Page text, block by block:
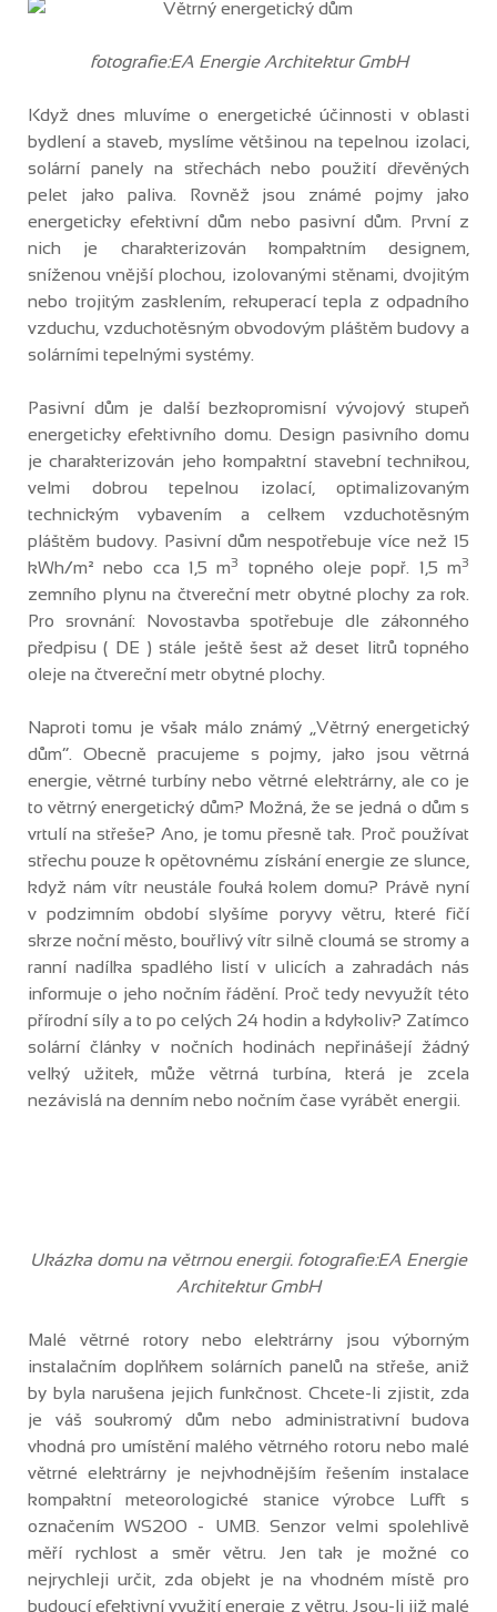
fotografie:EA Energie Architektur GmbH
Když dnes mluvíme o energetické účinnosti v oblasti
bydlení a staveb, myslíme většinou na tepelnou izolaci,
solární panely na střechách nebo použití dřevěných
pelet jako paliva. Rovněž jsou známé pojmy jako
energeticky efektivní dům nebo pasivní dům. První z
nich je charakterizován kompaktním designem,
sníženou vnější plochou, izolovanými stěnami, dvojitým
nebo trojitým zasklením, rekuperací tepla z odpadního
vzduchu, vzduchotěsným obvodovým pláštěm budovy a
solárními tepelnými systémy.
Pasivní dům je další bezkopromisní vývojový stupeň
energeticky efektivního domu. Design pasivního domu
je charakterizován jeho kompaktní stavební technikou,
velmi dobrou tepelnou izolací, optimalizovaným
technickým vybavením a celkem vzduchotěsným
pláštěm budovy. Pasivní dům nespotřebuje více než 15
kWh/m² nebo cca 1,5 m3 topného oleje popř. 1,5 m3
zemního plynu na čtvereční metr obytné plochy za rok.
Pro srovnání: Novostavba spotřebuje dle zákonného
předpisu ( DE ) stále ještě šest až deset litrů topného
oleje na čtvereční metr obytné plochy.
Naproti tomu je však málo známý „Větrný energetický
dům“. Obecně pracujeme s pojmy, jako jsou větrná
energie, větrné turbíny nebo větrné elektrárny, ale co je
to větrný energetický dům? Možná, že se jedná o dům s
vrtulí na střeše? Ano, je tomu přesně tak. Proč používat
střechu pouze k opětovnému získání energie ze slunce,
když nám vítr neustále fouká kolem domu? Právě nyní
v podzimním období slyšíme poryvy větru, které fičí
skrze noční město, bouřlivý vítr silně cloumá se stromy a
ranní nadílka spadlého listí v ulicích a zahradách nás
informuje o jeho nočním řádění. Proč tedy nevyužít této
přírodní síly a to po celých 24 hodin a kdykoliv? Zatímco
solární články v nočních hodinách nepřinášejí žádný
velký užitek, může větrná turbína, která je zcela
nezávislá na denním nebo nočním čase vyrábět energii.
Ukázka domu na větrnou energii. fotografie:EA Energie
Architektur GmbH
Malé větrné rotory nebo elektrárny jsou výborným
instalačním doplňkem solárních panelů na střeše, aniž
by byla narušena jejich funkčnost. Chcete-li zjistit, zda
je váš soukromý dům nebo administrativní budova
vhodná pro umístění malého větrného rotoru nebo malé
větrné elektrárny je nejvhodnějším řešením instalace
kompaktní meteorologické stanice výrobce Lufft s
označením WS200 - UMB. Senzor velmi spolehlivě
měří rychlost a směr větru. Jen tak je možné co
nejrychleji určit, zda objekt je na vhodném místě pro
budoucí efektivní využití energie z větru. Jsou-li již malé